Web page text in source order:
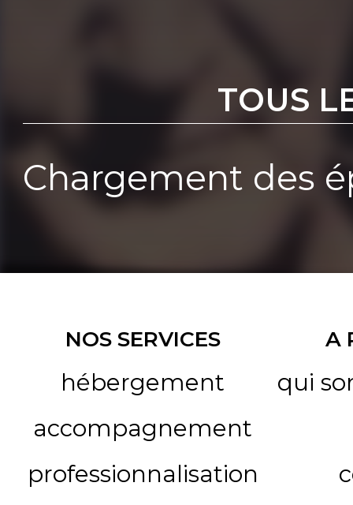
TOUS
Chargement des
NOS SERVICES
hébergement
accompagnement
professionnalisation
A
qui